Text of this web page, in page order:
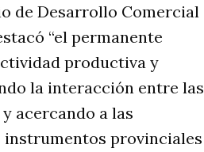
de Desarrollo Comercial
“el permanente
productiva y
la interacción entre las
acercando a las
instrumentos provinciales